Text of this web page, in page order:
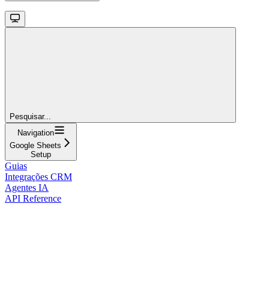
Pesquisar...
Navigation
Google Sheets
Setup
Guias
Integrações CRM
Agentes IA
API Reference